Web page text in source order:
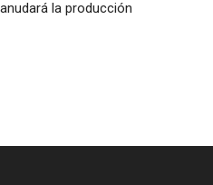
la producción